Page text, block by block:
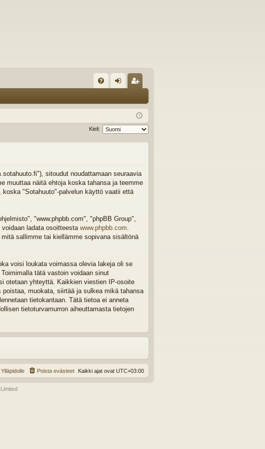
K
K
au
du
si
än
ist
er
öi
Kieli:
sitoudut noudattamaan seuraavia
muuttaa näitä ehtoja koska tahansa ja teemme
"Sotahuuto"-palvelun käyttö vaatii että
"www.phpbb.com", "phpBB Group",
ladata osoitteesta www.phpbb.com.
sallimme tai kiellämme sopivana sisältönä
voisi loukata voimassa olevia lakeja oli se
tätä vastoin voidaan sinut
otetaan yhteyttä. Kaikkien viestien IP-osoite
muokata, siirtää ja sulkea mikä tahansa
tietokantaan. Tätä tietoa ei anneta
tietoturvamurron aiheuttamasta tietojen
Kaikki ajat ovat UTC+03:00
Poista evästeet